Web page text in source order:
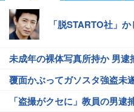
「脱STARTO社」
未成年の裸体写真所持か 男逮
覆面かぶってガソスタ強盗未
「盗撮がクセに」教員の男逮